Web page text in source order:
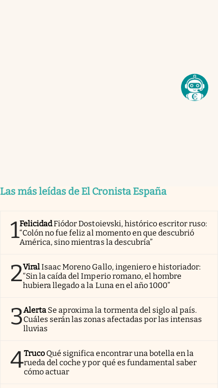
Las más leídas de El Cronista España
1FelicidadFiódor Dostoievski, histórico escritor ruso:
“Colón no fue feliz al momento en que descubrió
América, sino mientras la descubría”
2ViralIsaac Moreno Gallo, ingeniero e historiador:
“Sin la caída del Imperio romano, el hombre
hubiera llegado a la Luna en el año 1000”
3Alerta Se aproxima la tormenta del siglo al país.
Cuáles serán las zonas afectadas por las intensas
lluvias
4Truco Qué significa encontrar una botella en la
rueda del coche y por qué es fundamental saber
cómo actuar